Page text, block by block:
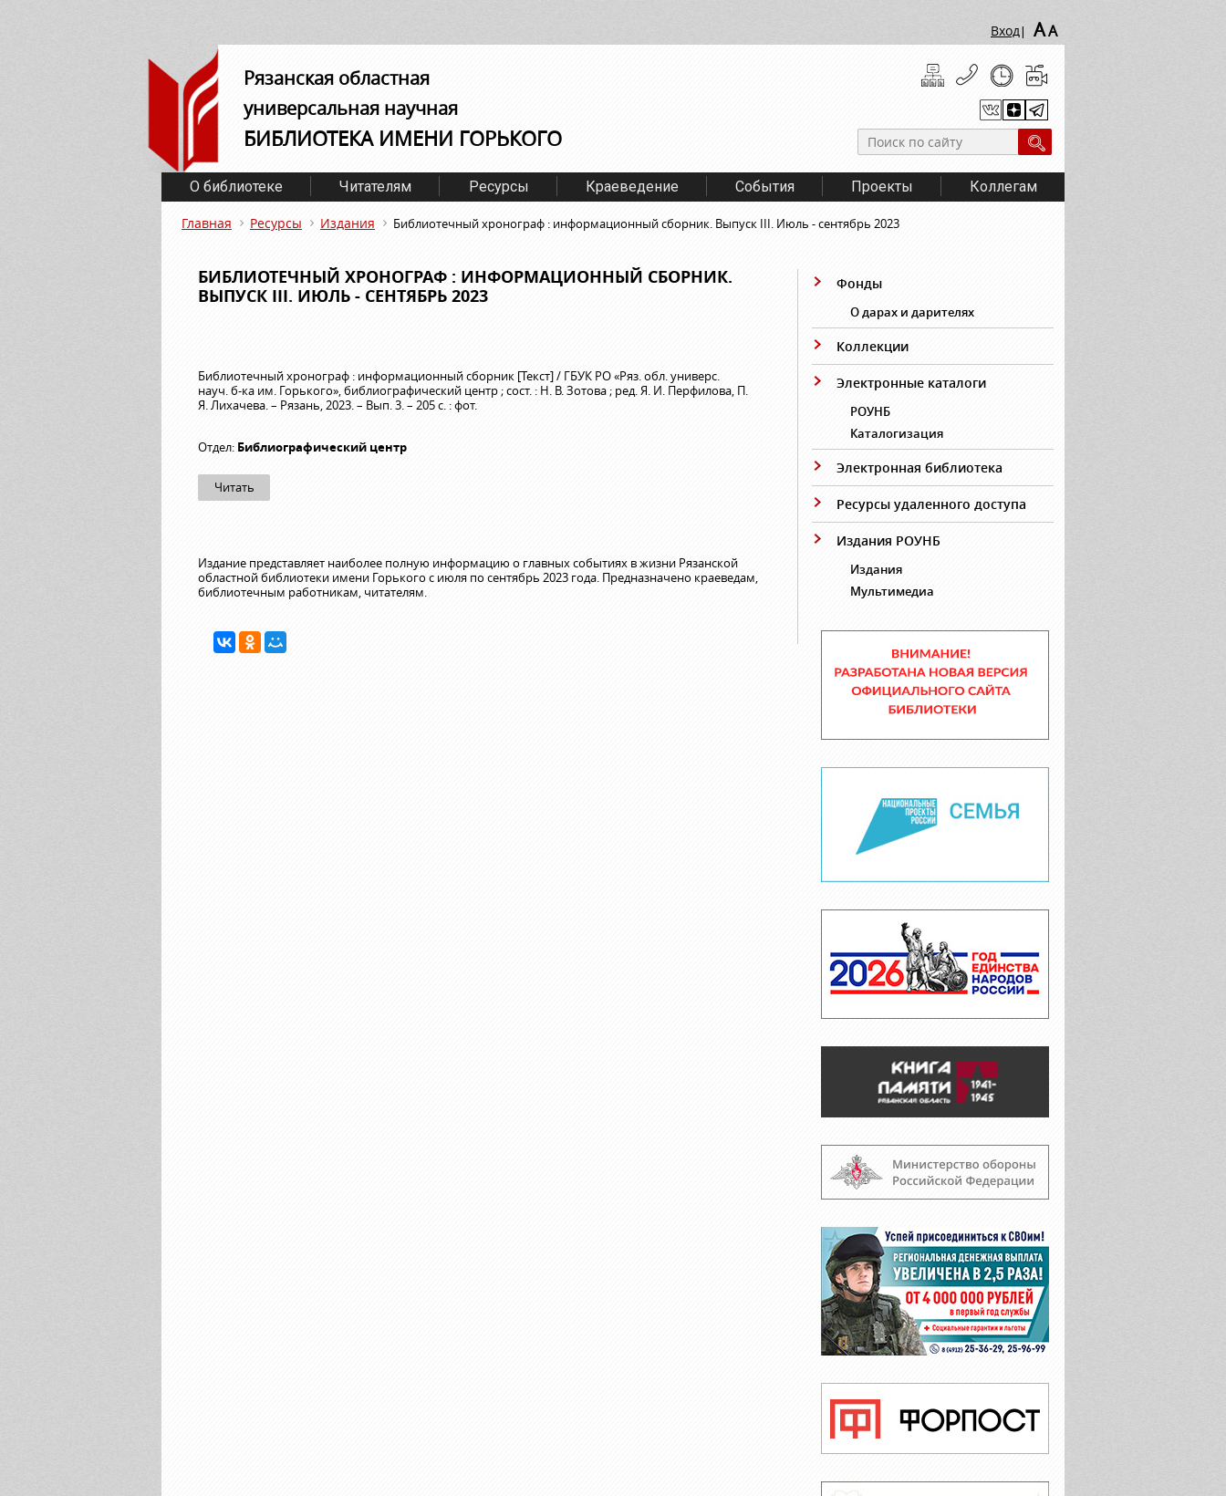
Вход| AA
Рязанская областная
универсальная научная
БИБЛИОТЕКА ИМЕНИ ГОРЬКОГО
О библиотеке Читателям Ресурсы Краеведение События Проекты Коллегам
Главная Ресурсы Издания Библиотечный хронограф : информационный сборник. Выпуск III. Июль - сентябрь 2023
БИБЛИОТЕЧНЫЙ ХРОНОГРАФ : ИНФОРМАЦИОННЫЙ СБОРНИК.
ВЫПУСК III. ИЮЛЬ - СЕНТЯБРЬ 2023
Библиотечный хронограф : информационный сборник [Текст] / ГБУК РО «Ряз. обл. универс.
науч. б-ка им. Горького», библиографический центр ; сост. : Н. В. Зотова ; ред. Я. И. Перфилова, П.
Я. Лихачева. – Рязань, 2023. – Вып. 3. – 205 с. : фот.
Отдел: Библиографический центр
Читать
Издание представляет наиболее полную информацию о главных событиях в жизни Рязанской
областной библиотеки имени Горького с июля по сентябрь 2023 года. Предназначено краеведам,
библиотечным работникам, читателям.
Фонды
О дарах и дарителях
Коллекции
Электронные каталоги
РОУНБ
Каталогизация
Электронная библиотека
Ресурсы удаленного доступа
Издания РОУНБ
Издания
Мультимедиа